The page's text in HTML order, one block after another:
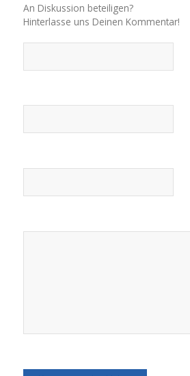
An Diskussion beteiligen?
Hinterlasse uns Deinen Kommentar!